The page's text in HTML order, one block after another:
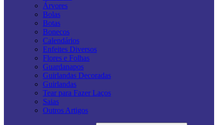
Árvores
Bolas
Botas
Bonecos
Calendários
Enfeites Diversos
Flores e Folhas
Guardanapos
Guirlandas Decoradas
Guirlandas
Tear para Fazer Laços
Saias
Outros Artigos